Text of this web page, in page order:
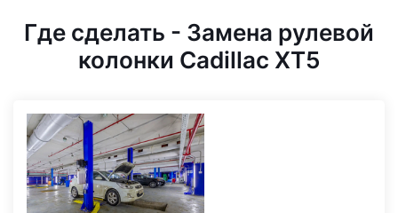
Где сделать - Замена рулевой
колонки Cadillac XT5